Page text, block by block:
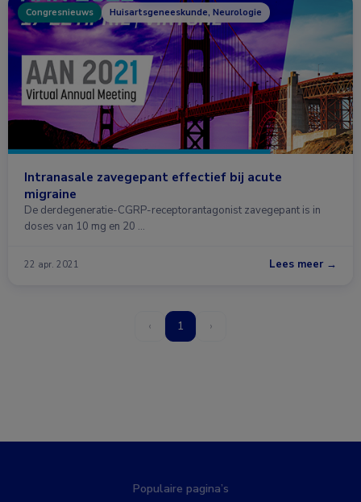
Congresnieuws Huisartsgeneeskunde, Neurologie
Intranasale zavegepant effectief bij acute
migraine
De derdegeneratie-CGRP-receptorantagonist zavegepant is in
doses van 10 mg en 20 …
22 apr. 2021 Lees meer →
‹ 1 ›
Populaire pagina’s